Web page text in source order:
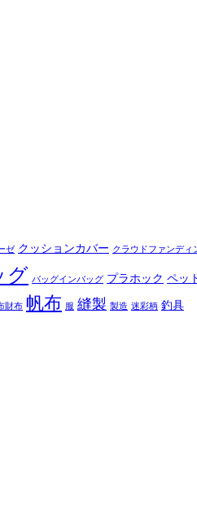
ゼ クッションカバー クラウドファンディ
グ バッグインバッグ プラホック ペッ
財布 帆布 服 縫製 製造 迷彩柄 釣具